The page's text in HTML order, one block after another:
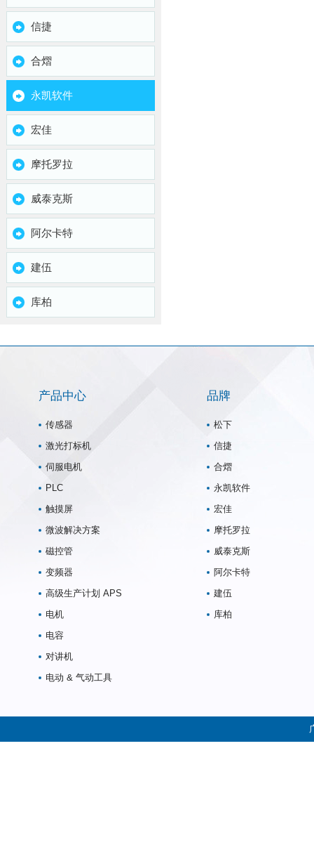
信捷
合熠
永凯软件
宏佳
摩托罗拉
威泰克斯
阿尔卡特
建伍
库柏
产品中心
传感器
激光打标机
伺服电机
PLC
触摸屏
微波解决方案
磁控管
变频器
高级生产计划 APS
电机
电容
对讲机
电动 & 气动工具
品牌
松下
信捷
合熠
永凯软件
宏佳
摩托罗拉
威泰克斯
阿尔卡特
建伍
库柏